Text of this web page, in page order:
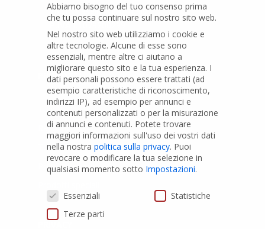
16015 Casella (GE) – Italy
01079200299
PRODOTTI
Tubi PVC
Raccordi PVC
Tubi e Raccordi in PVC-A
Pozzi Artesiani
Abbiamo bisogno del tuo consenso prima
che tu possa continuare sul nostro sito web.
Nel nostro sito web utilizziamo i cookie e
altre tecnologie. Alcune di esse sono
essenziali, mentre altre ci aiutano a
migliorare questo sito e la tua esperienza. I
dati personali possono essere trattati (ad
esempio caratteristiche di riconoscimento,
indirizzi IP), ad esempio per annunci e
contenuti personalizzati o per la misurazione
di annunci e contenuti. Potete trovare
maggiori informazioni sull'uso dei vostri dati
nella nostra politica sulla privacy. Puoi
revocare o modificare la tua selezione in
qualsiasi momento sotto Impostazioni.
Preferenze Privacy
Essenziali
Statistiche
Terze parti